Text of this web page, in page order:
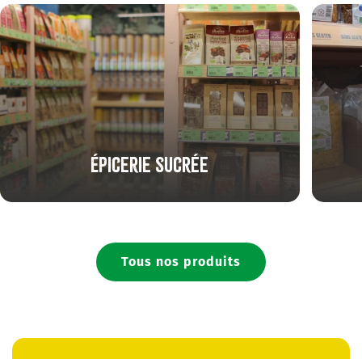
Épicerie sucrée
Tous nos produits